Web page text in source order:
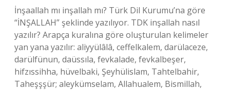
İnşaallah mı inşallah mı? Türk Dil Kurumu’na göre
“İNŞALLAH” şeklinde yazılıyor. TDK inşallah nasıl
yazılır? Arapça kuralına göre oluşturulan kelimeler
yan yana yazılır: aliyyülâlâ, ceffelkalem, darülaceze,
darülfünun, daüssıla, fevkalade, fevkalbeşer,
hifzıssihha, hüvelbaki, Şeyhülislam, Tahtelbahir,
Taheşşşür; aleykümselam, Allahualem, Bismillah,